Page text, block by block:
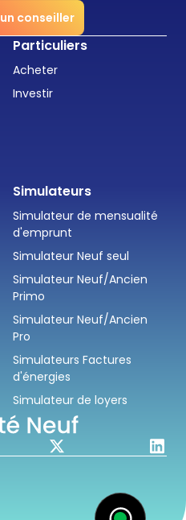
conseiller
Particuliers
Acheter
Investir
Simulateurs
Simulateur de mensualité
d'emprunt
Simulateur Neuf seul
Simulateur Neuf/Ancien
Primo
Simulateur Neuf/Ancien
Pro
Simulateurs Factures
d'énergies
Simulateur de loyers